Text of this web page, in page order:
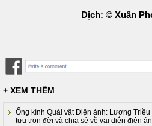
Dịch: © Xuân
+ XEM THÊM
Ống kính Quái vật Điện ảnh: Lương
tựu trọn đời và chia sẻ về vai diễn điện